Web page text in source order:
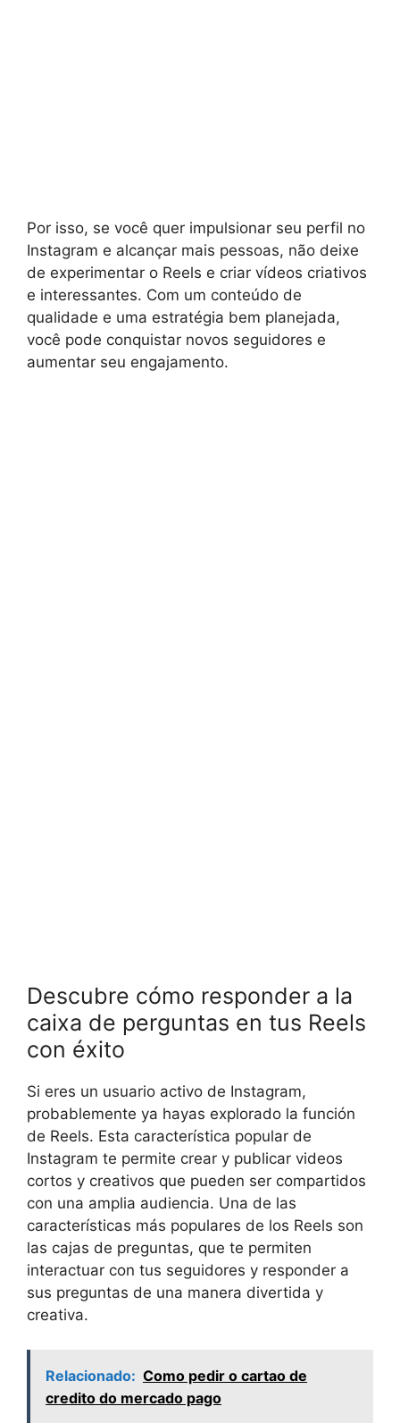
Por isso, se você quer impulsionar seu perfil no
Instagram e alcançar mais pessoas, não deixe
de experimentar o Reels e criar vídeos criativos
e interessantes. Com um conteúdo de
qualidade e uma estratégia bem planejada,
você pode conquistar novos seguidores e
aumentar seu engajamento.
Descubre cómo responder a la
caixa de perguntas en tus Reels
con éxito
Si eres un usuario activo de Instagram,
probablemente ya hayas explorado la función
de Reels. Esta característica popular de
Instagram te permite crear y publicar videos
cortos y creativos que pueden ser compartidos
con una amplia audiencia. Una de las
características más populares de los Reels son
las cajas de preguntas, que te permiten
interactuar con tus seguidores y responder a
sus preguntas de una manera divertida y
creativa.
Relacionado: Como pedir o cartao de
credito do mercado pago